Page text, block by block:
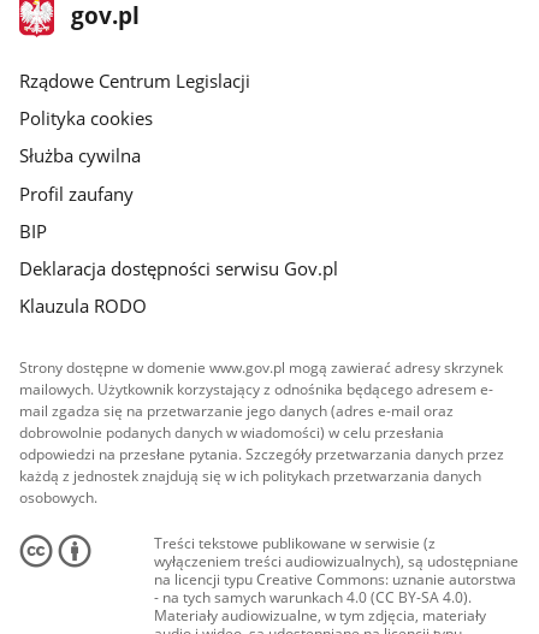
stopka
gov.plStrona
gov.pl
Rządowe Centrum Legislacji
Polityka cookies
Służba cywilna
Profil zaufany
BIP
Deklaracja dostępności serwisu Gov.pl
Klauzula RODO
Strony dostępne w domenie www.gov.pl mogą zawierać adresy skrzynek
mailowych. Użytkownik korzystający z odnośnika będącego adresem e-
mail zgadza się na przetwarzanie jego danych (adres e-mail oraz
dobrowolnie podanych danych w wiadomości) w celu przesłania
odpowiedzi na przesłane pytania. Szczegóły przetwarzania danych przez
każdą z jednostek znajdują się w ich politykach przetwarzania danych
osobowych.
Treści tekstowe publikowane w serwisie (z
wyłączeniem treści audiowizualnych), są udostępniane
na licencji typu Creative Commons: uznanie autorstwa
- na tych samych warunkach 4.0 (CC BY-SA 4.0).
Materiały audiowizualne, w tym zdjęcia, materiały